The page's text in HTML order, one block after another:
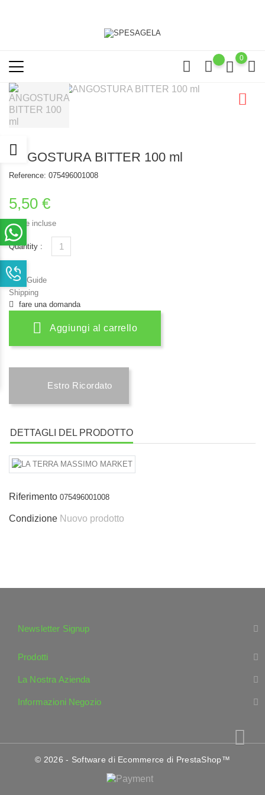
0
ANGOSTURA BITTER 100 ml
Reference: 075496001008
5,50 €
Tasse incluse
Quantity :
Size Guide
Shipping
fare una domanda
Aggiungi al carrello
Estro Ricordato
DETTAGLI DEL PRODOTTO
Riferimento 075496001008
Condizione Nuovo prodotto
Newsletter Signup
Prodotti
La Nostra Azienda
Informazioni Negozio
© 2026 - Software di Ecommerce di PrestaShop™